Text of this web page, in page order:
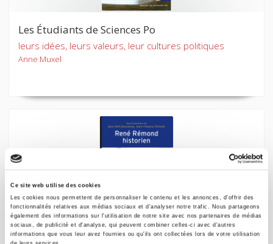
Ce site web utilise des cookies
Les cookies nous permettent de personnaliser le contenu et les annonces, d'offrir des
fonctionnalités relatives aux médias sociaux et d'analyser notre trafic. Nous partageons
également des informations sur l'utilisation de notre site avec nos partenaires de médias
sociaux, de publicité et d'analyse, qui peuvent combiner celles-ci avec d'autres
informations que vous leur avez fournies ou qu'ils ont collectées lors de votre utilisation
Les Étudiants de Sciences Po
leurs idées, leurs valeurs, leur cultures politiques
Anne Muxel